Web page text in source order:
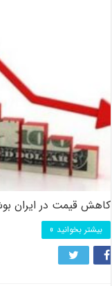
کاهش قیمت در ایران
بیشتر بخوانید »